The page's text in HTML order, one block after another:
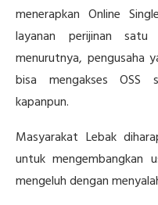
menerapkan Online
layanan perijinan
menurutnya, pengusaha
bisa mengakses OSS
kapanpun.
Masyarakat Lebak
untuk mengembangkan
mengeluh dengan